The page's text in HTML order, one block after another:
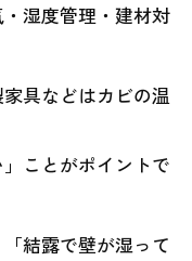
湿度管理・建材対
具などはカビの温
ことがポイントで
結露で壁が湿って